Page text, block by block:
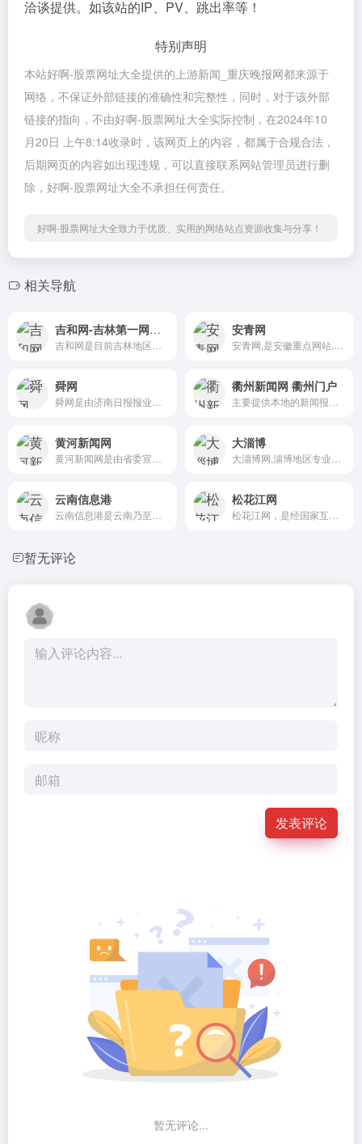
洽谈提供。如该站的IP、PV、跳出率等！
特别声明
本站好啊-股票网址大全提供的上游新闻_重庆晚报网都来源于
网络，不保证外部链接的准确性和完整性，同时，对于该外部
链接的指向，不由好啊-股票网址大全实际控制，在2024年10
月20日 上午8:14收录时，该网页上的内容，都属于合规合法，
后期网页的内容如出现违规，可以直接联系网站管理员进行删
除，好啊-股票网址大全不承担任何责任。
好啊-股票网址大全致力于优质、实用的网络站点资源收集与分享！
相关导航
吉和网-吉林第一网络媒体 安青网
舜网 衢州新闻网 衢州门户
黄河新闻网 大淄博
云南信息港 松花江网
暂无评论
发表评论
暂无评论...